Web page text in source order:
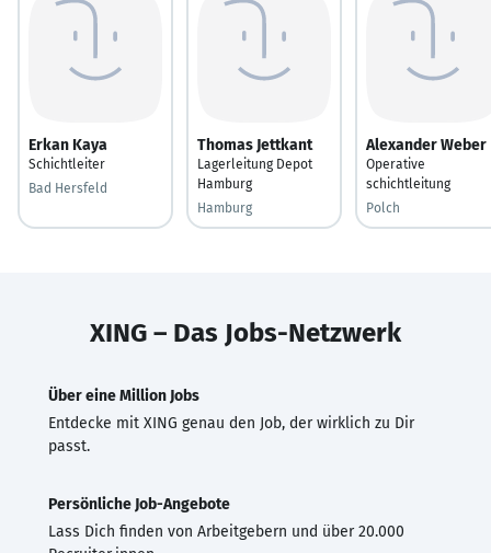
Erkan Kaya
Schichtleiter
Bad Hersfeld
Thomas Jettkant
Lagerleitung Depot
Hamburg
Hamburg
Alexander Weber
Operative
schichtleitung
Polch
XING – Das Jobs-Netzwerk
Über eine Million Jobs
Entdecke mit XING genau den Job, der wirklich zu Dir
passt.
Persönliche Job-Angebote
Lass Dich finden von Arbeitgebern und über 20.000